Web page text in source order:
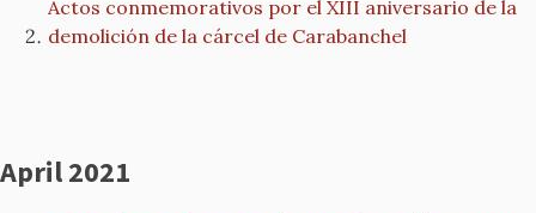
Actos conmemorativos por el XIII aniversario de la
demolición de la cárcel de Carabanchel
April 2021